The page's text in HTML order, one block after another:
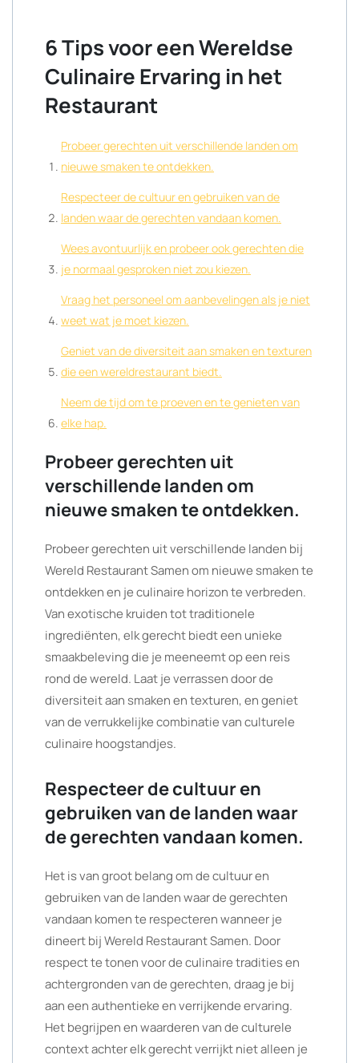
6 Tips voor een Wereldse
Culinaire Ervaring in het
Restaurant
Probeer gerechten uit verschillende landen om
nieuwe smaken te ontdekken.
Respecteer de cultuur en gebruiken van de
landen waar de gerechten vandaan komen.
Wees avontuurlijk en probeer ook gerechten die
je normaal gesproken niet zou kiezen.
Vraag het personeel om aanbevelingen als je niet
weet wat je moet kiezen.
Geniet van de diversiteit aan smaken en texturen
die een wereldrestaurant biedt.
Neem de tijd om te proeven en te genieten van
elke hap.
Probeer gerechten uit
verschillende landen om
nieuwe smaken te ontdekken.
Probeer gerechten uit verschillende landen bij
Wereld Restaurant Samen om nieuwe smaken te
ontdekken en je culinaire horizon te verbreden.
Van exotische kruiden tot traditionele
ingrediënten, elk gerecht biedt een unieke
smaakbeleving die je meeneemt op een reis
rond de wereld. Laat je verrassen door de
diversiteit aan smaken en texturen, en geniet
van de verrukkelijke combinatie van culturele
culinaire hoogstandjes.
Respecteer de cultuur en
gebruiken van de landen waar
de gerechten vandaan komen.
Het is van groot belang om de cultuur en
gebruiken van de landen waar de gerechten
vandaan komen te respecteren wanneer je
dineert bij Wereld Restaurant Samen. Door
respect te tonen voor de culinaire tradities en
achtergronden van de gerechten, draag je bij
aan een authentieke en verrijkende ervaring.
Het begrijpen en waarderen van de culturele
context achter elk gerecht verrijkt niet alleen je